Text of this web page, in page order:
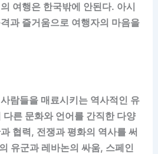
여행은 한국밖에 안된다. 아시
과 즐거움으로 여행자의 마음을
람들을 매료시키는 역사적인 유
른 문화와 언어를 간직한 다양
협력, 전쟁과 평화의 역사를 써
유군과 레바논의 싸움, 스페인